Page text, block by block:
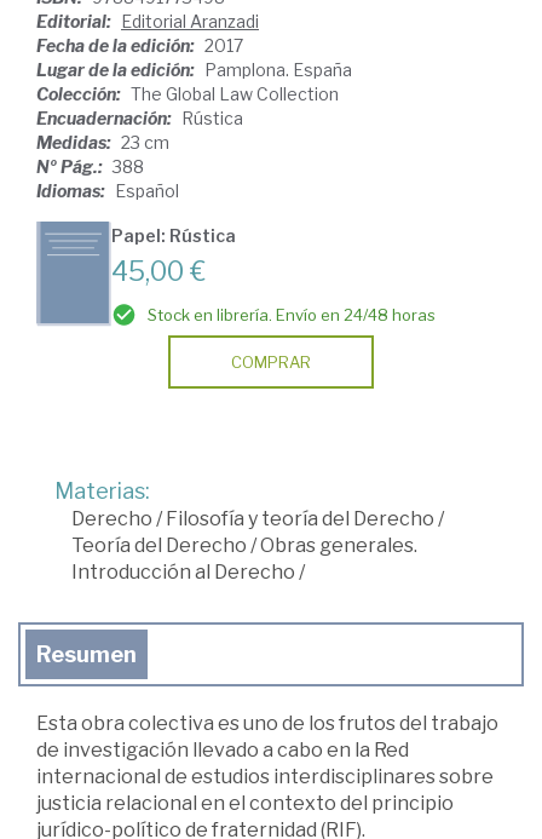
Editorial: Editorial Aranzadi
Fecha de la edición: 2017
Lugar de la edición: Pamplona. España
Colección: The Global Law Collection
Encuadernación: Rústica
Medidas: 23 cm
Nº Pág.: 388
Idiomas: Español
Papel: Rústica
45,00 €
Stock en librería. Envío en 24/48 horas
COMPRAR
Materias:
Derecho / Filosofía y teoría del Derecho /
Teoría del Derecho /Obras generales.
Introducción al Derecho /
Resumen
Esta obra colectiva es uno de los frutos del trabajo
de investigación llevado a cabo en la Red
internacional de estudios interdisciplinares sobre
justicia relacional en el contexto del principio
jurídico-político de fraternidad (RIF).